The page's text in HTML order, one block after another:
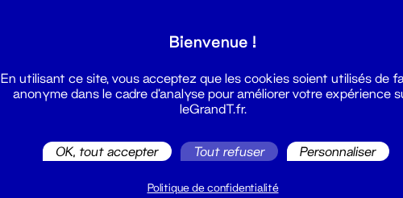
02 51 88 25 25
Bienvenue !
En utilisant ce site, vous acceptez que les cookies soient utilisés de
anonyme dans le cadre d'analyse pour améliorer votre expérience
leGrandT.fr.
OK, tout accepter Tout refuser Personnaliser
Politique de confidentialité